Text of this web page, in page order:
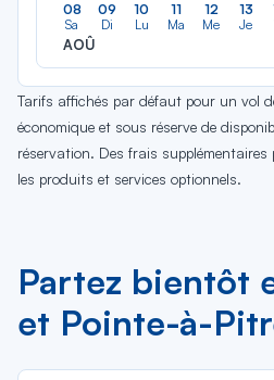
08
Sa
AOÛ
09
Di
10
Lu
11
Ma
12
Me
13
Je
Tarifs affichés par défaut pour un vol
économique et sous réserve de
réservation. Des frais
les produits et services optionnels.
Partez bientôt
et Pointe-à-